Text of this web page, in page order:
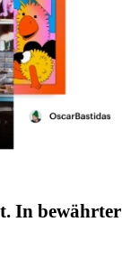
In bewährter